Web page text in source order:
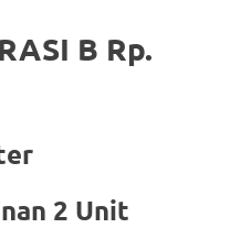
B Rp.
2 Unit